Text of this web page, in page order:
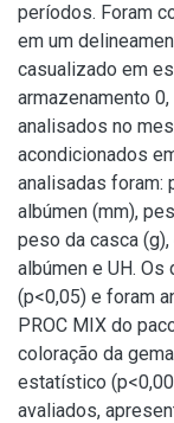
períodos. Foram
em um
casualizado em
armazenamento
analisados no
acondicionados
analisadas foram:
albúmen (mm),
peso da casca
albúmen e UH.
(p<0,05) e foram
PROC MIX do
coloração da
estatístico
avaliados,